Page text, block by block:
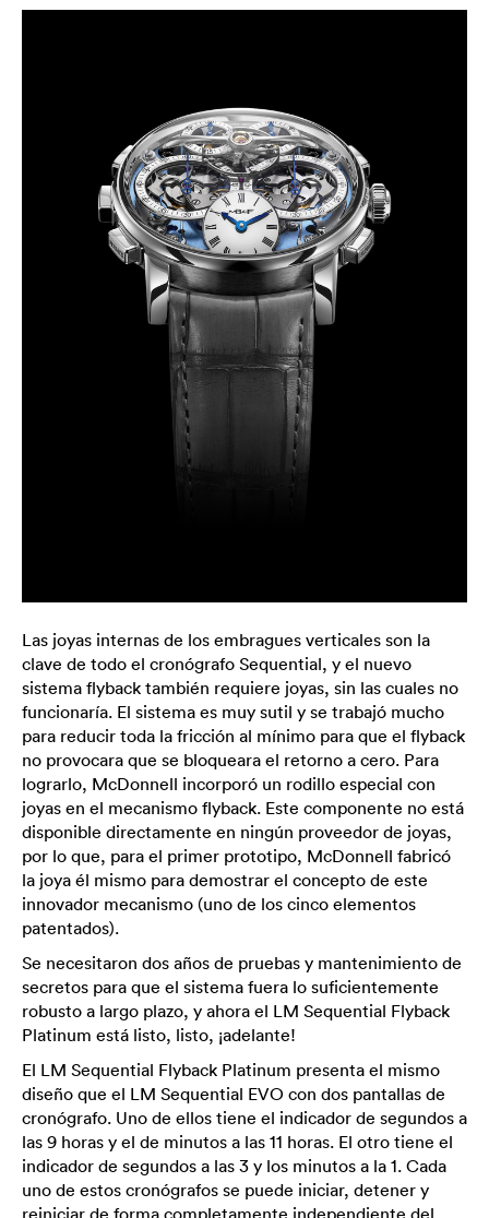
Las joyas internas de los embragues verticales son la
clave de todo el cronógrafo Sequential, y el nuevo
sistema flyback también requiere joyas, sin las cuales no
funcionaría. El sistema es muy sutil y se trabajó mucho
para reducir toda la fricción al mínimo para que el flyback
no provocara que se bloqueara el retorno a cero. Para
lograrlo, McDonnell incorporó un rodillo especial con
joyas en el mecanismo flyback. Este componente no está
disponible directamente en ningún proveedor de joyas,
por lo que, para el primer prototipo, McDonnell fabricó
la joya él mismo para demostrar el concepto de este
innovador mecanismo (uno de los cinco elementos
patentados).
Se necesitaron dos años de pruebas y mantenimiento de
secretos para que el sistema fuera lo suficientemente
robusto a largo plazo, y ahora el LM Sequential Flyback
Platinum está listo, listo, ¡adelante!
El LM Sequential Flyback Platinum presenta el mismo
diseño que el LM Sequential EVO con dos pantallas de
cronógrafo. Uno de ellos tiene el indicador de segundos a
las 9 horas y el de minutos a las 11 horas. El otro tiene el
indicador de segundos a las 3 y los minutos a la 1. Cada
uno de estos cronógrafos se puede iniciar, detener y
reiniciar de forma completamente independiente del